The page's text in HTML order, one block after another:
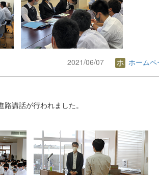
2021/06/07 ホーム
講話が行われました。